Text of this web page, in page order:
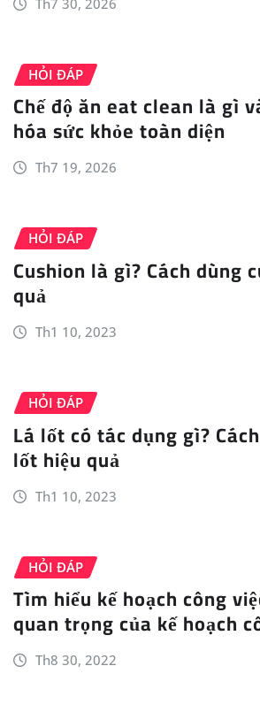
HỎI ĐÁP
Chế độ ăn eat clean là gì
hóa sức khỏe toàn diện
Th7 19, 2026
HỎI ĐÁP
Cushion là gì? Cách dùng
quả
Th1 10, 2023
HỎI ĐÁP
Lá lốt có tác dụng gì?
lốt hiệu quả
Th1 10, 2023
HỎI ĐÁP
Tìm hiểu kế hoạch công
quan trọng của kế hoạch
Th8 30, 2022